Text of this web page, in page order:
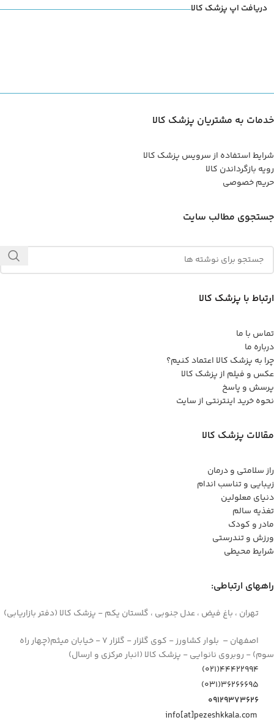
دریافت اپ پزشک کالا
خدمات به مشتریان پزشک کالا
شرایط استفاده از سرویس پزشک کالا
رویه بازگرداندن کالا
حریم خصوصی
جستجوی مطالب سایت
ارتباط با پزشک کالا
تماس با ما
درباره ما
چرا به پزشک کالا اعتماد کنیم؟
عکس و فیلم از پزشک کالا
پرسش و پاسخ
نحوه خرید اینترنتی از سایت
مقالات پزشک کالا
راز سلامتی و درمان
زیبایی و تناسب اندام
دنیای معلولین
تغذیه سالم
مادر و کودک
ورزش و تندرستی
شرایط محیطی
راههای ارتباطی:
تهران ، باغ فیض ، عدل جنوبی ، گلستان یکم - پزشک کالا (دفتر بازاریابی)
اصفهان – بلوار کشاورز - کوی گلزار - گلزار 7 - خیابان میثم(چهار راه
سوم) - روبروی نانوایی - پزشک کالا (انبار مرکزی و ارسال)
44422994(021)
۳۶۲۶۶۶۹۵(۰۳۱)
۰۹۱۲۹۳۷۳۶۲۶
info[at]pezeshkkala.com